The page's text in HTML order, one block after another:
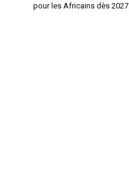
pour les Africains dès 2027